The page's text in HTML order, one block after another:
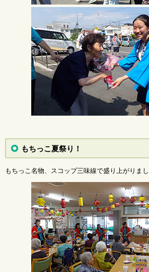
もちっこ夏祭り！
もちっこ名物、スコップ三味線で盛り上がりまし